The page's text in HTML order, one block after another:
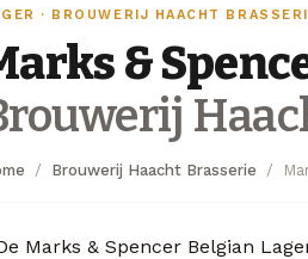
· BROUWERIJ HAACHT
&
Brouwerij Haacht Brasserie
Marks & Spencer Belgian